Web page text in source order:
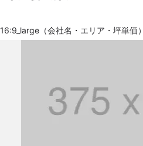
16:9_large（会社名・エリア・坪単価）